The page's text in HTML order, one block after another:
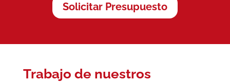
Solicitar Presupuesto
Trabajo de nuestros